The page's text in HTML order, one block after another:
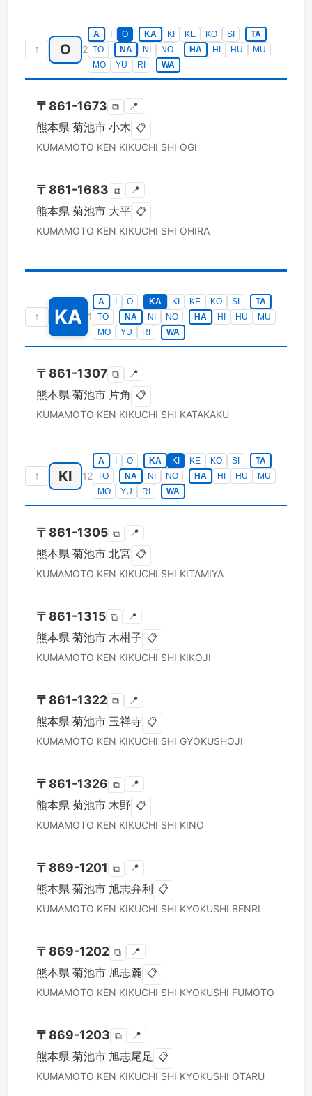
↑ O 2
A O KA KI KE KO SI
TA
TO
NA NI NO HA HI HU
MU
MO
YU RI WA
〒 861-1673 ⧉ 📍
熊本県 菊池市 小木 📋
KUMAMOTO KEN KIKUCHI SHI OGI
〒 861-1683 ⧉ 📍
熊本県 菊池市 大平 📋
KUMAMOTO KEN KIKUCHI SHI OHIRA
↑ KA 1
A O KA KI KE KO SI
TA
TO
NA NI NO HA HI HU
MU
MO
YU RI WA
〒 861-1307 ⧉ 📍
熊本県 菊池市 片角 📋
KUMAMOTO KEN KIKUCHI SHI KATAKAKU
↑ KI 12
A O KA KI KE KO SI
TA
TO
NA NI NO HA HI HU
MU
MO
YU RI WA
〒 861-1305 ⧉ 📍
熊本県 菊池市 北宮 📋
KUMAMOTO KEN KIKUCHI SHI KITAMIYA
〒 861-1315 ⧉ 📍
熊本県 菊池市 木柑子 📋
KUMAMOTO KEN KIKUCHI SHI KIKOJI
〒 861-1322 ⧉ 📍
熊本県 菊池市 玉祥寺 📋
KUMAMOTO KEN KIKUCHI SHI GYOKUSHOJI
〒 861-1326 ⧉ 📍
熊本県 菊池市 木野 📋
KUMAMOTO KEN KIKUCHI SHI KINO
〒 869-1201 ⧉ 📍
熊本県 菊池市 旭志弁利 📋
KUMAMOTO KEN KIKUCHI SHI KYOKUSHI BENRI
〒 869-1202 ⧉ 📍
熊本県 菊池市 旭志麓 📋
KUMAMOTO KEN KIKUCHI SHI KYOKUSHI FUMOTO
〒 869-1203 ⧉ 📍
熊本県 菊池市 旭志尾足 📋
KUMAMOTO KEN KIKUCHI SHI KYOKUSHI OTARU